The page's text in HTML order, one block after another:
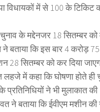
विधायकों में से 100 के टिकिट
चुनाव के मद्देनजर 18 सितम्बर
कि इस बार 4 करोड़ 75
28 सितम्बर को कर दिया
में कहा कि घोषणा होते ही
प्रतिनिधियों ने भी मुलाकात
ने बताया कि ईवीएम मशीन